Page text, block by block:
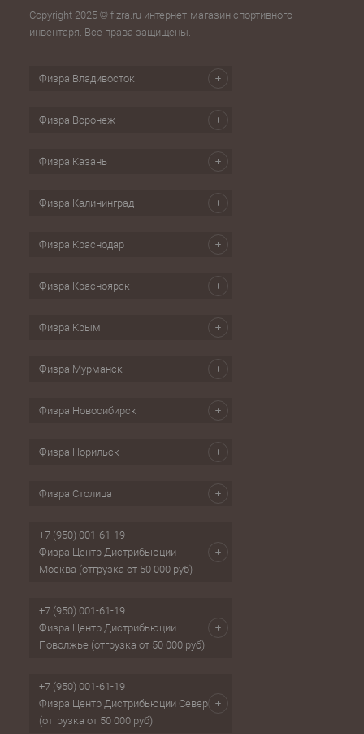
Copyright 2025 © fizra.ru интернет-магазин спортивного
инвентаря. Все права защищены.
Физра Владивосток
Физра Воронеж
Физра Казань
Физра Калининград
Физра Краснодар
Физра Красноярск
Физра Крым
Физра Мурманск
Физра Новосибирск
Физра Норильск
Физра Столица
+7 (950) 001-61-19
Физра Центр Дистрибьюции
Москва (отгрузка от 50 000 руб)
+7 (950) 001-61-19
Физра Центр Дистрибьюции
Поволжье (отгрузка от 50 000 руб)
+7 (950) 001-61-19
Физра Центр Дистрибьюции Север
(отгрузка от 50 000 руб)